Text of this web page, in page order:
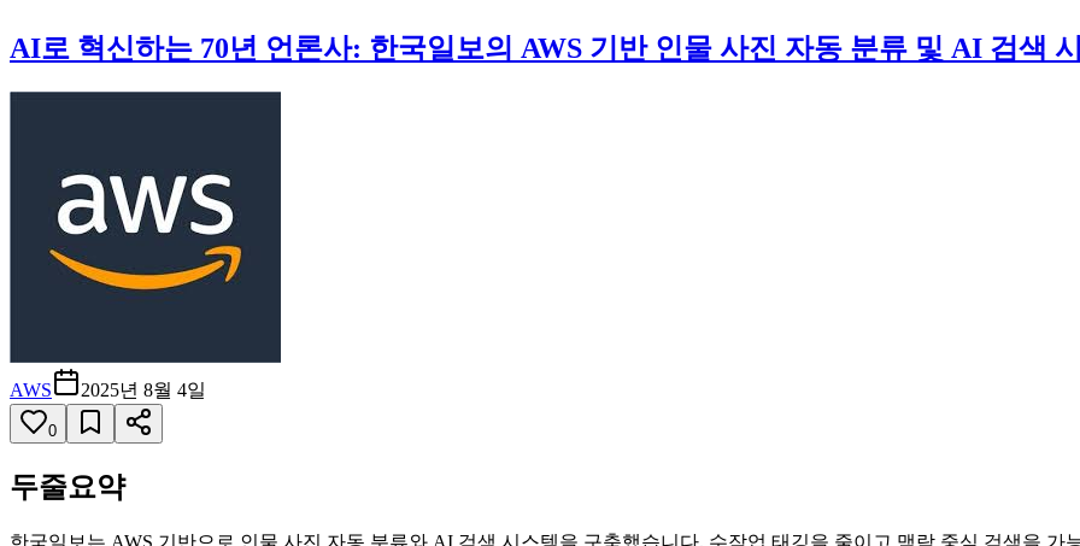
AI로 혁신하는 70년 언론사: 한국일보의 AWS 기반 인물 사진 자동 분류 및 AI 검색
AWS 2025년 8월 4일
0
두줄요약
한국일보는 AWS 기반으로 인물 사진 자동 분류와 AI 검색 시스템을 구축했습니다. 수작업 태깅을 줄이고 맥락 중심 검색을 가